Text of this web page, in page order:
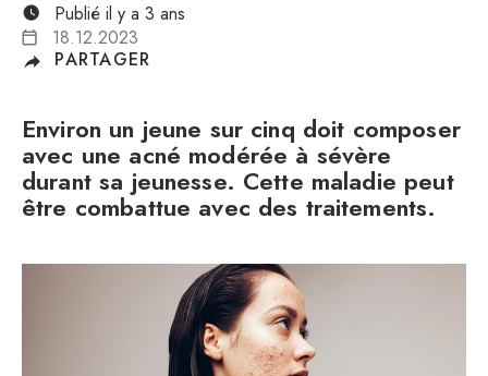
Publié il y a 3 ans
18.12.2023
PARTAGER
Environ un jeune sur cinq doit composer
avec une acné modérée à sévère
durant sa jeunesse. Cette maladie peut
être combattue avec des traitements.